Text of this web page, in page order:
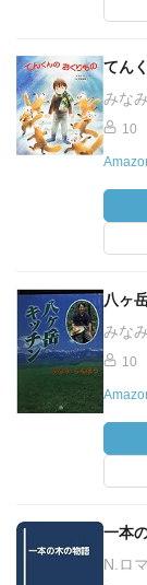
てん
みな
10
八ヶ
みな
10
一本
N.ロ